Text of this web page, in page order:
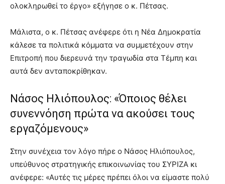
ολοκληρωθεί το έργο» εξήγησε ο κ. Πέτσας.
Μάλιστα, ο κ. Πέτσας ανέφερε ότι η Νέα Δημοκρατία
κάλεσε τα πολιτικά κόμματα να συμμετέχουν στην
Επιτροπή που διερευνά την τραγωδία στα Τέμπη και
αυτά δεν ανταποκρίθηκαν.
Νάσος Ηλιόπουλος: «Όποιος θέλει
συνεννόηση πρώτα να ακούσει τους
εργαζόμενους»
Στην συνέχεια τον λόγο πήρε ο Νάσος Ηλιόπουλος,
υπεύθυνος στρατηγικής επικοινωνίας του ΣΥΡΙΖΑ κι
ανέφερε: «Αυτές τις μέρες πρέπει όλοι να είμαστε πολύ